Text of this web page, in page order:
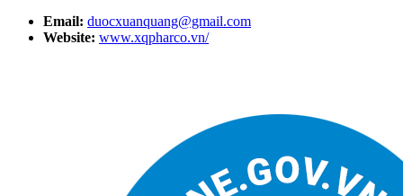
Email: duocxuanquang@gmail.com
Website: www.xqpharco.vn/